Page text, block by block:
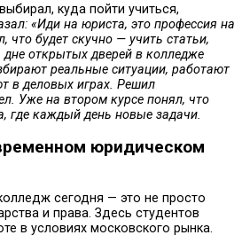
куда пойти учиться,
«Иди на юриста, это профессия на
будет скучно — учить статьи,
открытых дверей в колледже
реальные ситуации, работают
в деловых играх. Решил
Уже на втором курсе понял, что
где каждый день новые задачи.
юридическом
сегодня — это не просто
и права. Здесь студентов
в условиях московского рынка.